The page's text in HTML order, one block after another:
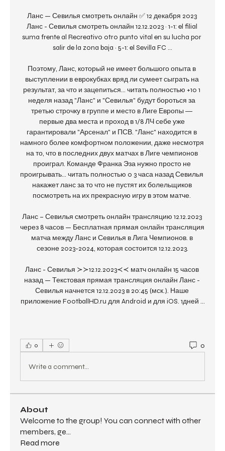
Ланс — Севилья смотреть онлайн ✅ 12 декабря 2023
Ланс - Севилья смотреть онлайн 12.12.2023 · 1-1: el filial
suma frente al Recreativo otro punto vital en su lucha por
salir de la zona baja · 5-1: el Sevilla FC ...
Поэтому, Ланс, который не имеет большого опыта в
выступлении в еврокубках вряд ли сумеет сыграть на
результат, за что и зацепиться... читать полностью +10 1
неделя назад "Ланс" и "Севилья" будут бороться за
третью строчку в группе и место в Лиге Европы ―
первые два места и проход в 1/8 ЛЧ себе уже
гарантировали "Арсенал" и ПСВ. "Ланс" находится в
намного более комфортном положении, даже несмотря
на то, что в последних двух матчах в Лиге чемпионов
проиграл. Команде Франка Эза нужно просто не
проигрывать... читать полностью 0 3 часа назад Севилья
накажет ланс за то что не пустят их болельщиков
посмотреть на их прекрасную игру в этом матче.
Ланс – Севилья смотреть онлайн трансляцию 12.12.2023
через 8 часов — Бесплатная прямая онлайн трансляция
матча между Ланс и Севилья в Лига Чемпионов. в
сезоне 2023-2024, которая состоится 12.12.2023.
Ланс - Севилья ≻≻12.12.2023≺≺ матч онлайн 15 часов
назад — Текстовая прямая трансляция онлайн Ланс -
Севилья начнется 12.12.2023 в 20:45 (мск.). Наше
приложение FootballHD.ru для Android и для iOS. 1дней ...
0 0
Write a comment...
About
Welcome to the group! You can connect with other
members, ge...
Read more